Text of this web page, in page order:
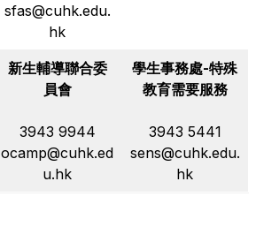
sfas@cuhk.edu.
hk
新生輔導聯合委
員會
3943 9944
ocamp@cuhk.ed
u.hk
學生事務處-特殊
教育需要服務
3943 5441
sens@cuhk.edu.
hk